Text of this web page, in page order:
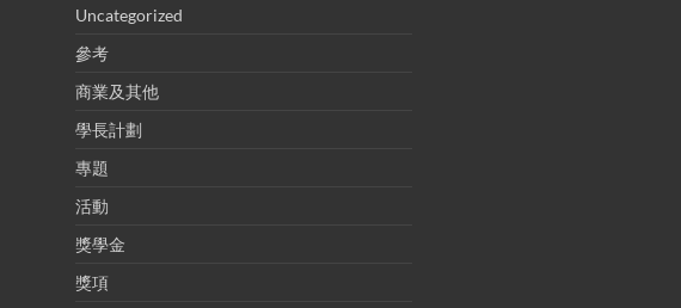
Uncategorized
參考
商業及其他
學長計劃
專題
活動
獎學金
獎項